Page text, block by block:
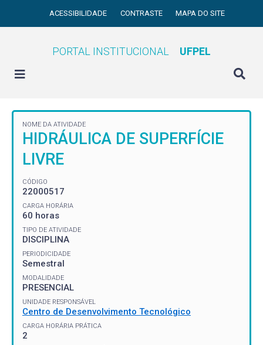
ACESSIBILIDADE CONTRASTE MAPA DO SITE
PORTAL INSTITUCIONAL UFPEL
NOME DA ATIVIDADE
HIDRÁULICA DE SUPERFÍCIE
LIVRE
CÓDIGO
22000517
CARGA HORÁRIA
60 horas
TIPO DE ATIVIDADE
DISCIPLINA
PERIODICIDADE
Semestral
MODALIDADE
PRESENCIAL
UNIDADE RESPONSÁVEL
Centro de Desenvolvimento Tecnológico
CARGA HORÁRIA PRÁTICA
2